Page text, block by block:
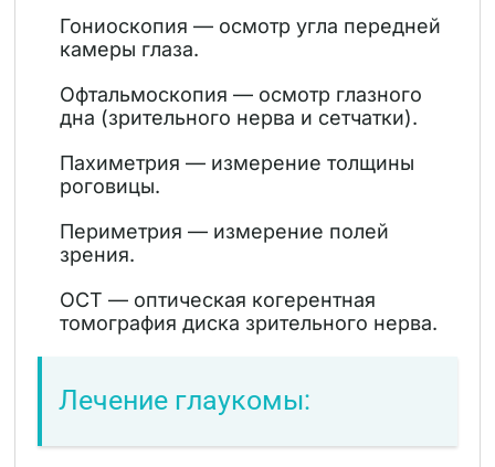
Гониоскопия — осмотр угла передней
камеры глаза.
Офтальмоскопия — осмотр глазного
дна (зрительного нерва и сетчатки).
Пахиметрия — измерение толщины
роговицы.
Периметрия — измерение полей
зрения.
OCT — оптическая когерентная
томография диска зрительного нерва.
Лечение глаукомы: